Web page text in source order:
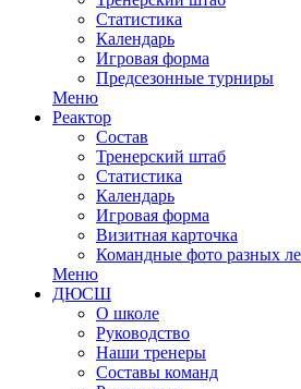
Статистика
Календарь
Игровая форма
Предсезонные турниры
Меню
Реактор
Состав
Тренерский штаб
Статистика
Календарь
Игровая форма
Визитная карточка
Командные фото разных
Меню
ДЮСШ
О школе
Руководство
Наши тренеры
Составы команд